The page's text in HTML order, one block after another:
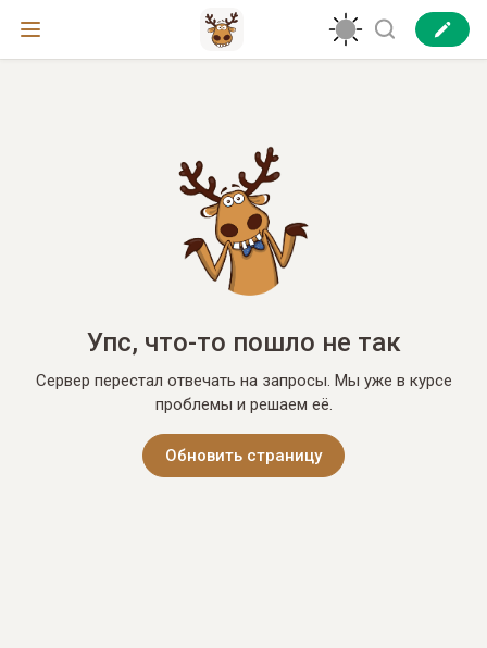
Упс, что-то пошло не так
Сервер перестал отвечать на запросы. Мы уже в курсе
проблемы и решаем её.
Обновить страницу